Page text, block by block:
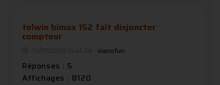
telwin bimax 152 fait disjoncter
compteur
10/07/2009 15:44:36 - vianofun
Réponses : 5
Affichages : 8120